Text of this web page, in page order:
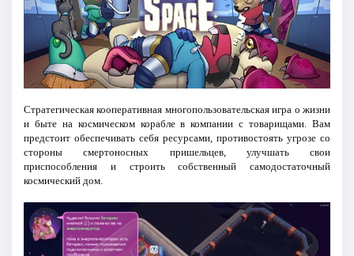
Стратегическая кооперативная многопользовательская игра о жизни
и быте на космическом корабле в компании с товарищами. Вам
предстоит обеспечивать себя ресурсами, противостоять угрозе со
стороны смертоносных пришельцев, улучшать свои
приспособления и строить собственный самодостаточный
космический дом.